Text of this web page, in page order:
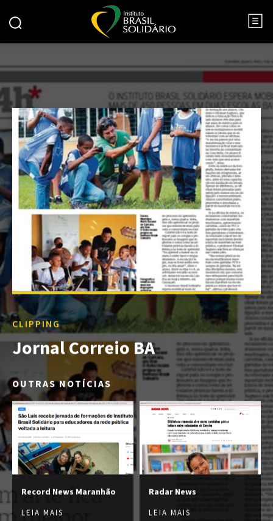
CLIPPING
Jornal Correio BA
OUTRAS NOTÍCIAS
Record News Maranhão
LEIA MAIS
Radar News
LEIA MAIS